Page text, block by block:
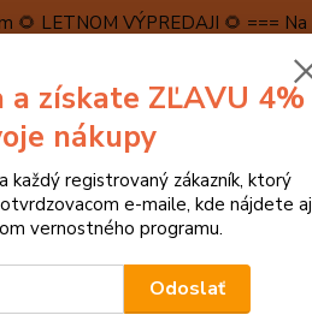
LETNOM VÝPREDAJI 🌻 ===
zľavy až do výšky 1️⃣5️⃣%
👉VRÁTENIE TOVARU👈
Hľadať
Drevená hrkálka s kruhmi
získate ZĽAVU 4%
nákupy
každý registrovaný zákazník, ktorý
e-maile, kde nájdete aj
vernostného programu.
Odoslať